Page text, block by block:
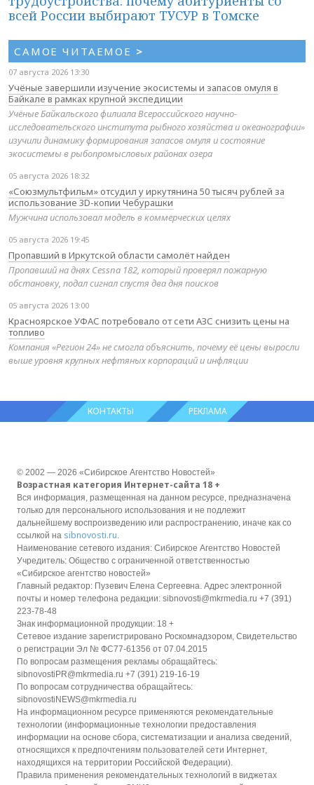
всей России выбирают ТУСУР в Томске
САМОЕ ЧИТАЕМОЕ >
07 августа 2026 13:30
Учёные завершили изучение экосистемы и запасов омуля в
Байкале в рамках крупной экспедиции
Учёные Байкальского филиала Всероссийского научно-
исследовательского института рыбного хозяйства и океанографии»
изучили динамику формирования запасов омуля и состояние
экосистемы в рыбопромысловых районах озера
05 августа 2026 18:32
«Союзмультфильм» отсудил у иркутянина 50 тысяч рублей за
использование 3D-копии Чебурашки
Мужчина использовал модель в коммерческих целях
05 августа 2026 19:45
Пропавший в Иркутской области самолёт найден
Пропавший на днях Cessna 182, который проверял пожарную
обстановку, подал сигнал спустя два дня поисков
05 августа 2026 13:00
Красноярское УФАС потребовало от сети АЗС снизить цены на
топливо
Компания «Регион 24» не смогла объяснить, почему её цены выросли
выше уровня крупных нефтяных корпораций и инфляции
КОНТАКТЫ РЕКЛАМА
© 2002 — 2026 «Сибирское Агентство Новостей»
Возрастная категория Интернет-сайта 18 +
Вся информация, размещенная на данном ресурсе, предназначена
только для персонального использования и не подлежит
дальнейшему воспроизведению или распространению, иначе как со
ссылкой на sibnovosti.ru
Наименование сетевого издания: Сибирское Агентство Новостей
Учредитель: Общество с ограниченной ответственностью
«Сибирское агентство новостей»
Главный редактор: Пузевич Елена Сергеевна. Адрес электронной
почты и номер телефона редакции: sibnovosti@mkrmedia.ru +7 (391)
223-78-48
Знак информационной продукции: 18 +
Сетевое издание зарегистрировано Роскомнадзором, Свидетельство
о регистрации Эл № ФС77-61356 от 07.04.2015
По вопросам размещения рекламы обращайтесь:
sibnovostiPR@mkrmedia.ru +7 (391) 219-16-19
По вопросам сотрудничества обращайтесь:
sibnovostiNEWS@mkrmedia.ru
На информационном ресурсе применяются рекомендательные
технологии (информационные технологии предоставления
информации на основе сбора, систематизации и анализа сведений,
относящихся к предпочтениям пользователей сети Интернет,
находящихся на территории Российской Федерации).
Правила применения рекомендательных технологий в виджетах